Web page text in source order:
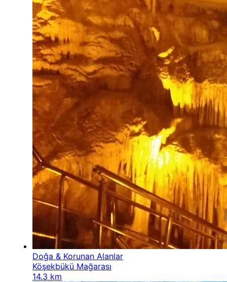
Doğa & Korunan Alanlar
Köşekbükü Mağarası
14.3 km